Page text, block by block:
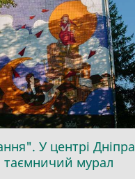
У центрі Дніпра
таємничий мурал